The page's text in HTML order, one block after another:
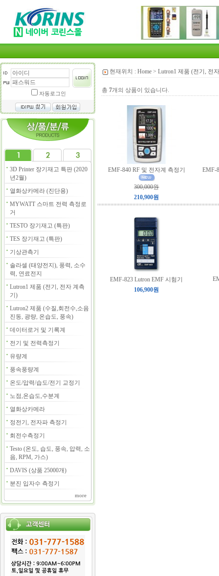
자동로그인
3D Printer 장기재고 특판 (2020
년2월)
열화상카메라 (진단용)
MYWATT 스마트 전력 측정로
거
TESTO 장기재고 (특판)
TES 장기재고 (특판)
기상관측기
솔라셀 (태양전지), 풍력, 소수
력, 연료전지
Lutron1 제품 (전기, 전자 계측
기)
Lutron2 제품 (수질,회전수,소음
진동, 광량, 온습도, 풍속)
데이터로거 및 기록계
전기 및 전력측정기
유량계
풍속풍량계
온도/압력/습도/전기 교정기
노점,온습도,수분계
열화상카메라
정전기, 전자파 측정기
회전수측정기
Testo (온도, 습도, 풍속, 압력, 소
음, RPM, 가스)
DAVIS (상품 25000개)
분진 입자수 측정기
more
현재위치 : Home > Lutron1 제품 (전기, 전
총 7개의 상품이 있습니다.
EMF-840 RF 및 전자계 측정기
300,000원
210,900원
EMF-
EMF-823 Lutron EMF 시험기
106,900원